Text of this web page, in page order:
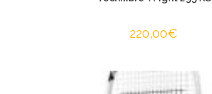
220,00€